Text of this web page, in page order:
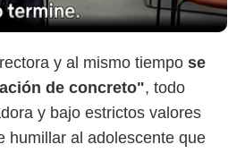
y al mismo tiempo se
de concreto", todo
y bajo estrictos valores
humillar al adolescente que